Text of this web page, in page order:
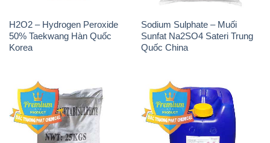
H2O2 – Hydrogen Peroxide
50% Taekwang Hàn Quốc
Korea
Sodium Sulphate – Muối
Sunfat Na2SO4 Sateri Trung
Quốc China